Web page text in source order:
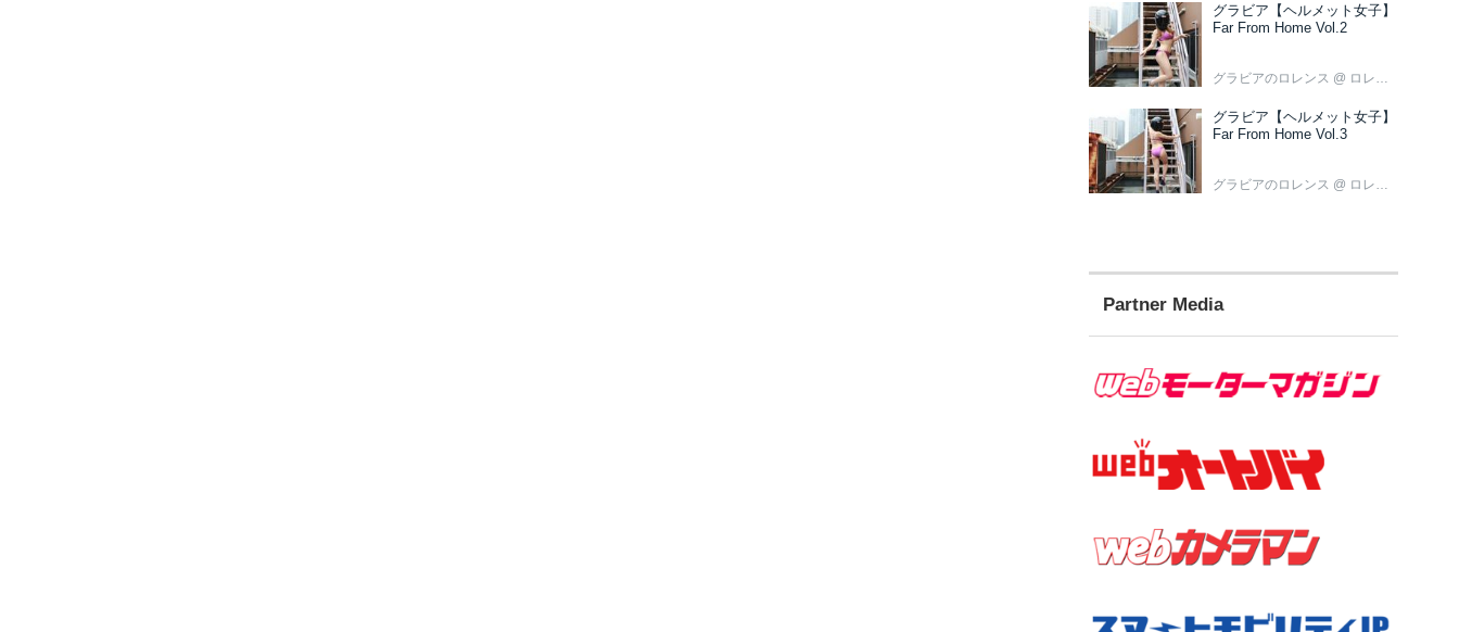
グラビア【ヘルメット女子】
Far From Home Vol.2
グラビアのロレンス @ ロレンス編集部
グラビア【ヘルメット女子】
Far From Home Vol.3
グラビアのロレンス @ ロレンス編集部
Partner Media